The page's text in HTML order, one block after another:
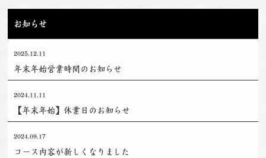
お知らせ
2025.12.11
年末年始営業時間のお知らせ
2024.11.11
【年末年始】休業日のお知らせ
2024.09.17
コース内容が新しくなりました